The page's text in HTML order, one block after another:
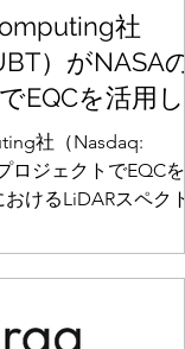
社
）がNASAの
EQCを活用し
けるLiDARス
グから太陽光
新しい方法を
社（Nasdaq:
ロジェクトでEQCを
けるLiDARスペクト